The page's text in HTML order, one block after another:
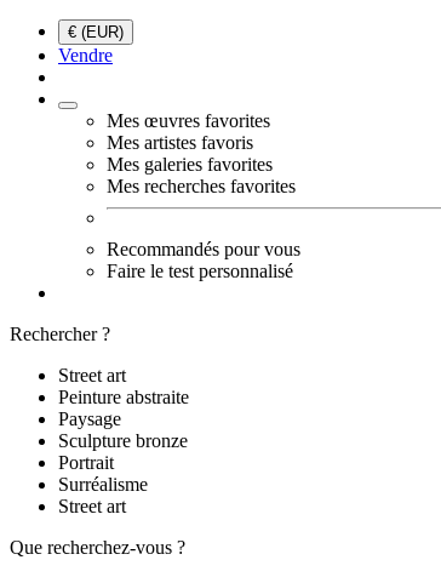
€ (EUR)
Vendre
Mes œuvres favorites
Mes artistes favoris
Mes galeries favorites
Mes recherches favorites
Recommandés pour vous
Faire le test personnalisé
Rechercher ?
Street art
Peinture abstraite
Paysage
Sculpture bronze
Portrait
Surréalisme
Street art
Que recherchez-vous ?